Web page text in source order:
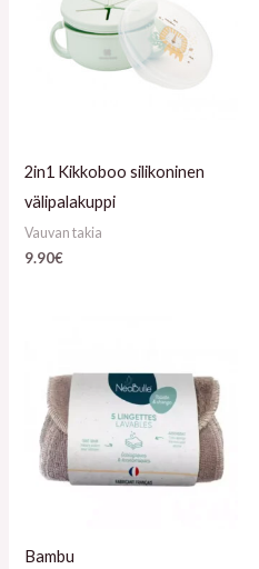
2in1 Kikkoboo silikoninen
välipalakuppi
Vauvan takia
9.90€
Bambu